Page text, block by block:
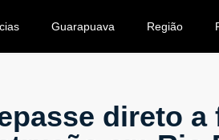
Guarapuava Região
direto a